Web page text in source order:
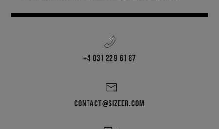
+4 031 229 61 87
CONTACT@SIZEER.COM